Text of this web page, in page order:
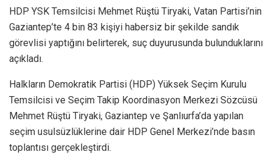
HDP YSK Temsilcisi Mehmet Rüştü Tiryaki, Vatan Partisi’nin
Gaziantep’te 4 bin 83 kişiyi habersiz bir şekilde sandık
görevlisi yaptığını belirterek, suç duyurusunda bulunduklarını
açıkladı.
Halkların Demokratik Partisi (HDP) Yüksek Seçim Kurulu
Temsilcisi ve Seçim Takip Koordinasyon Merkezi Sözcüsü
Mehmet Rüştü Tiryaki, Gaziantep ve Şanlıurfa’da yapılan
seçim usulsüzlüklerine dair HDP Genel Merkezi’nde basın
toplantısı gerçekleştirdi.